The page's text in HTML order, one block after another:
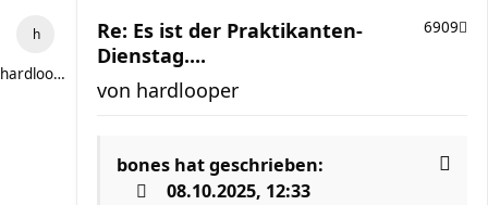
hardlooper
Re: Es ist der Praktikanten-
Dienstag....
6909
von hardlooper
bones hat geschrieben:
08.10.2025, 12:33